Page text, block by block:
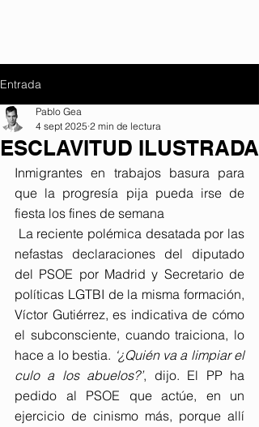
Entrada
ESCLAVITUD ILUSTRADA
Pablo Gea
4 sept 2025 2 min de lectura
Inmigrantes en trabajos basura para
que la progresía pija pueda irse de
fiesta los fines de semana
La reciente polémica desatada por las
nefastas declaraciones del diputado
del PSOE por Madrid y Secretario de
políticas LGTBI de la misma formación,
Víctor Gutiérrez, es indicativa de cómo
el subconsciente, cuando traiciona, lo
hace a lo bestia. ‘¿Quién va a limpiar el
culo a los abuelos?’, dijo. El PP ha
pedido al PSOE que actúe, en un
ejercicio de cinismo más, porque allí